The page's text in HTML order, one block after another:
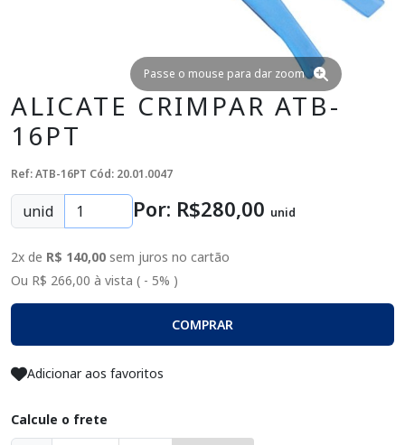
Passe o mouse para dar zoom
ALICATE CRIMPAR ATB-
16PT
Ref: ATB-16PT Cód: 20.01.0047
unid Por: R$280,00 unid
2x de R$ 140,00 sem juros no cartão
Ou R$ 266,00 à vista ( - 5% )
COMPRAR
Adicionar aos favoritos
Calcule o frete